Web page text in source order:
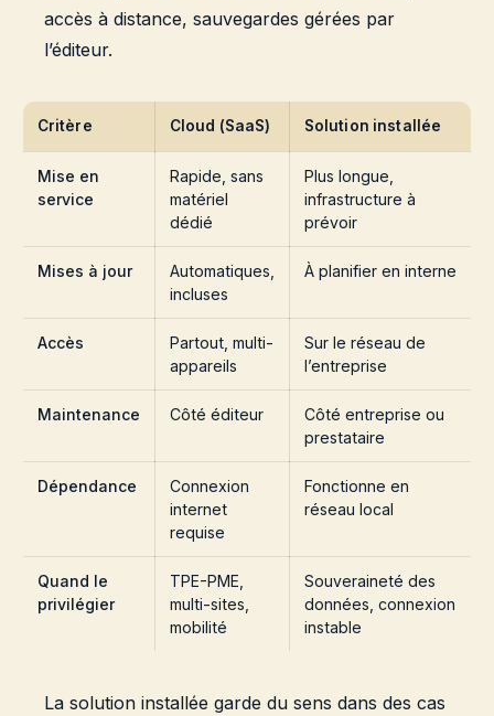
accès à distance, sauvegardes gérées par
l’éditeur.
Critère Cloud (SaaS) Solution installée
Mise en
service
Rapide, sans
matériel
dédié
Plus longue,
infrastructure à
prévoir
Mises à jour
Automatiques,
incluses
À planifier en interne
Accès
Partout, multi-
appareils
Sur le réseau de
l’entreprise
Maintenance Côté éditeur
Côté entreprise ou
prestataire
Dépendance
Connexion
internet
requise
Fonctionne en
réseau local
Quand le
privilégier
TPE-PME,
multi-sites,
mobilité
Souveraineté des
données, connexion
instable
La solution installée garde du sens dans des cas